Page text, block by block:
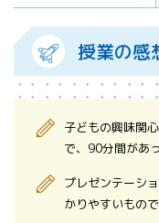
授業の感
子どもの興味関
で、90分間があ
プレゼンテーシ
かりやすいもので